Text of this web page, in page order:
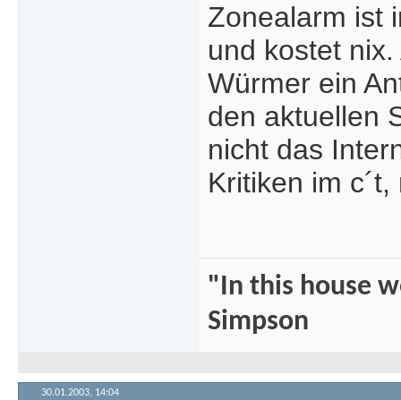
Zonealarm ist
und kostet
Würmer ein
den aktuellen
nicht das
Kritiken im
"In this house
Simpson
30.01.2003, 14:04